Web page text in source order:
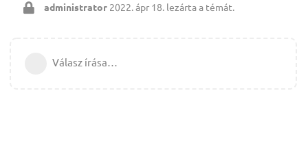
administrator 2022. ápr 18. lezárta a témát.
Válasz írása…